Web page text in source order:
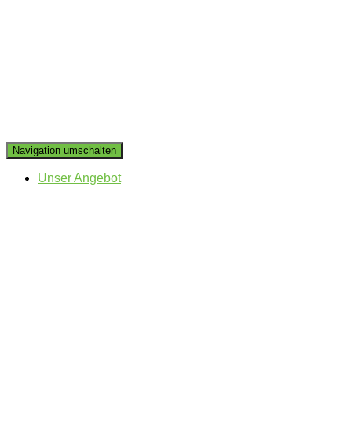
Navigation umschalten
Unser Angebot